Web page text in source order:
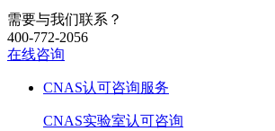
需要与我们联系？
400-772-2056
在线咨询
CNAS认可咨询服务
CNAS实验室认可咨询